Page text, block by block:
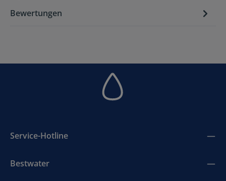
Bewertungen
Service-Hotline
Bestwater